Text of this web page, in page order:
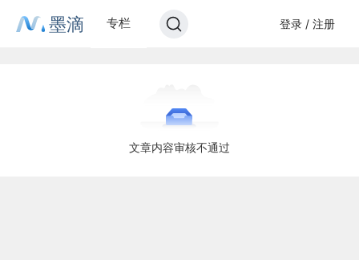
墨滴 专栏 登录 / 注册
文章内容审核不通过